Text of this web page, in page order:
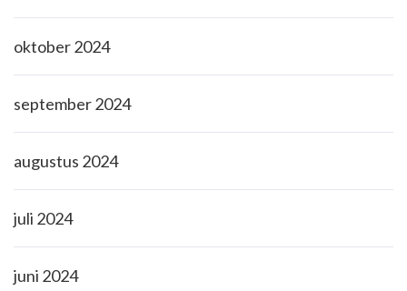
oktober 2024
september 2024
augustus 2024
juli 2024
juni 2024